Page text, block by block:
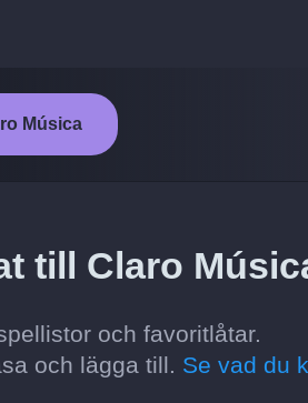
Música
till Claro
och favoritlåtar.
och lägga till. Se vad du